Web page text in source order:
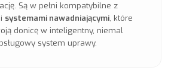
Są w pełni kompatybilne z
systemami nawadniającymi, które
donicę w inteligentny, niemal
system uprawy.